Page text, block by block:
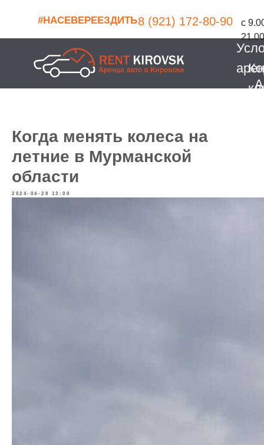
8 (921) 172-80-90
с
21.00
#НАСЕВЕРЕЕЗДИТЬ
Когда менять колеса на
летние в Мурманской
области
2024-04-28 13:00